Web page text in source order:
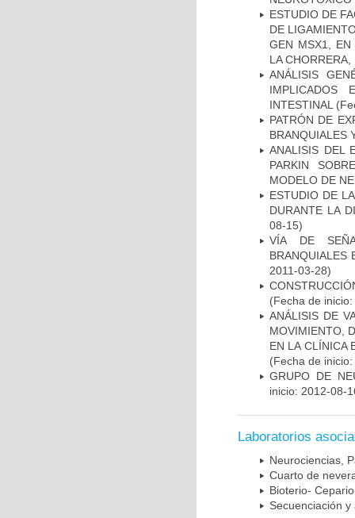
ESTUDIO DE
DE
GEN MSX1, EN
LA
ANÁLISIS
IMPLICADOS
INTESTINAL
PATRÓN DE
BRANQUIALES
ANALISIS DEL
PARKIN
MODELO DE
ESTUDIO DE
DURANTE LA
08-15)
VÍA DE
BRANQUIALES
2011-03-28)
(Fecha de
ANÁLISIS DE
MOVIMIENTO,
EN LA CLÍNICA
(Fecha de
GRUPO DE
inicio: 2012-08-
Laboratorios
Neurociencias,
Cuarto de
Bioterio-
Secuenciación